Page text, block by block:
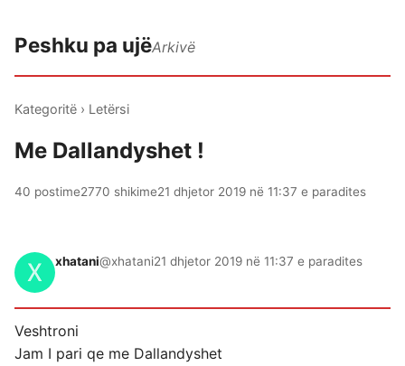
Peshku pa ujëArkivë
Kategoritë › Letërsi
Me Dallandyshet !
40 postime2770 shikime21 dhjetor 2019 në 11:37 e paradites
xhatani@xhatani21 dhjetor 2019 në 11:37 e paradites
Veshtroni
Jam I pari qe me Dallandyshet